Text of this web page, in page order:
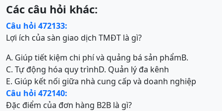
Các câu hỏi khác:
Câu hỏi 472133:
Lợi ích của sàn giao dịch TMĐT là gì?
A. Giúp tiết kiệm chi phí và quảng bá sản phẩmB.
C. Tự động hóa quy trìnhD. Quản lý đa kênh
E. Giúp kết nối giữa nhà cung cấp và doanh nghiệp
Câu hỏi 472140:
Đặc điểm của đơn hàng B2B là gì?